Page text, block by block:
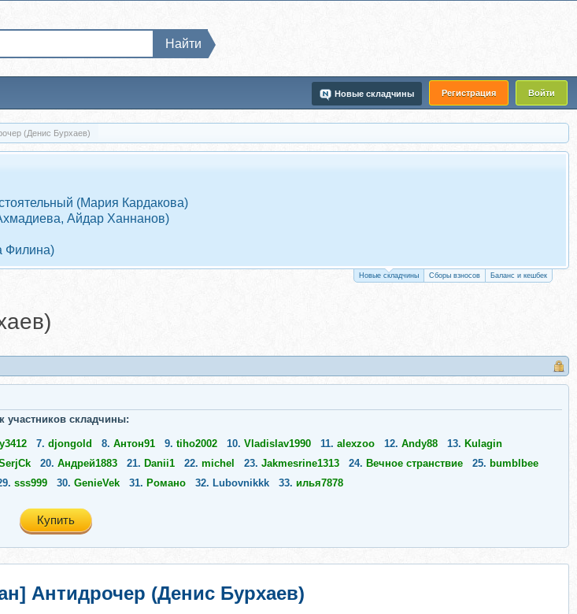
Регистрация Войти
Новые складчины
Найти
(Денис Бурхаев)
(Мария Кардакова)
Айдар Ханнанов)
Филина)
Новые складчины Сборы взносов Баланс и кешбек
участников складчины:
7. djongold 8. Антон91 9. tiho2002 10. Vladislav1990 11. alexzoo 12. Andy88 13. Kulagin
20. Андрей1883 21. Danii1 22. michel 23. Jakmesrine1313 24. Вечное странствие 25. bumblbee
sss999 30. GenieVek 31. Романо 32. Lubovnikkk 33. илья7878
Купить
Антидрочер (Денис Бурхаев)